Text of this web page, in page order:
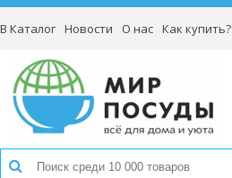
В Каталог Новости О нас Как купить?